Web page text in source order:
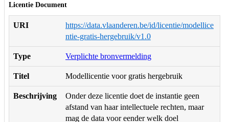
Licentie Document
URI
https://data.vlaanderen.be/id/licentie/modellice
ntie-gratis-hergebruik/v1.0
Type Verplichte bronvermelding
Titel Modellicentie voor gratis hergebruik
Beschrijving
Onder deze licentie doet de instantie geen
afstand van haar intellectuele rechten, maar
mag de data voor eender welk doel